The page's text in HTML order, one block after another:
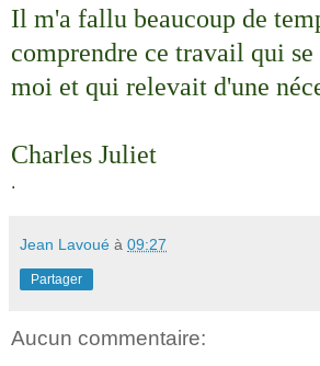
Il m'a fallu beaucoup de
comprendre ce travail qui
moi et qui relevait d'une
Charles Juliet
.
Jean Lavoué à 09:27
Partager
Aucun commentaire: